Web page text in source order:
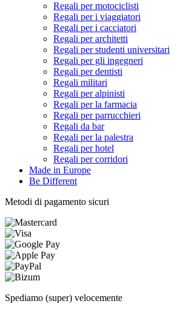
Regali per motociclisti
Regali per i viaggiatori
Regali per i cacciatori
Regali per architetti
Regali per studenti universitari
Regali per gli ingegneri
Regali per dentisti
Regali militari
Regali per alpinisti
Regali per la farmacia
Regali per parrucchieri
Regali da bar
Regali per la palestra
Regali per hotel
Regali per corridori
Made in Europe
Be Different
Metodi di pagamento sicuri
Spediamo (super) velocemente